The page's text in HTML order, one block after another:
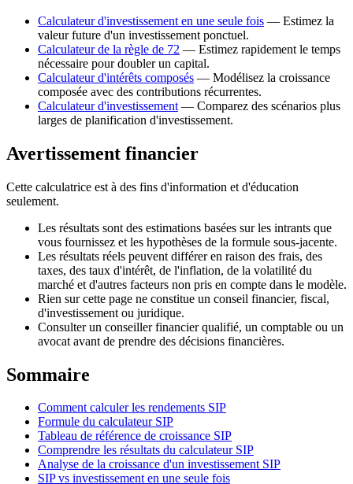
Calculateur d'investissement en une seule fois — Estimez la
valeur future d'un investissement ponctuel.
Calculateur de la règle de 72 — Estimez rapidement le temps
nécessaire pour doubler un capital.
Calculateur d'intérêts composés — Modélisez la croissance
composée avec des contributions récurrentes.
Calculateur d'investissement — Comparez des scénarios plus
larges de planification d'investissement.
Avertissement financier
Cette calculatrice est à des fins d'information et d'éducation
seulement.
Les résultats sont des estimations basées sur les intrants que
vous fournissez et les hypothèses de la formule sous-jacente.
Les résultats réels peuvent différer en raison des frais, des
taxes, des taux d'intérêt, de l'inflation, de la volatilité du
marché et d'autres facteurs non pris en compte dans le modèle.
Rien sur cette page ne constitue un conseil financier, fiscal,
d'investissement ou juridique.
Consulter un conseiller financier qualifié, un comptable ou un
avocat avant de prendre des décisions financières.
Sommaire
Comment calculer les rendements SIP
Formule du calculateur SIP
Tableau de référence de croissance SIP
Comprendre les résultats du calculateur SIP
Analyse de la croissance d'un investissement SIP
SIP vs investissement en une seule fois